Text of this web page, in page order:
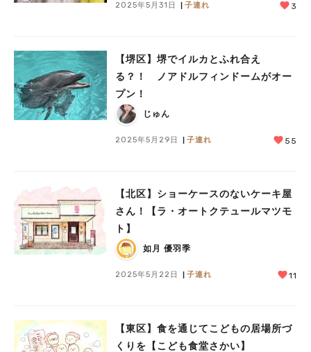
2025年5月31日 子連れ 3
【堺区】堺でイルカとふれ合え
る？！ ノアドルフィンドームがオー
プン！
じゅん
2025年5月29日 子連れ 55
【北区】ショーケースのないケーキ屋
さん！【ラ・オートクテュールマツモ
ト】
如月 優羽季
2025年5月22日 子連れ 11
【東区】食を通じてこどもの居場所づ
くりを【こども食堂さかい】